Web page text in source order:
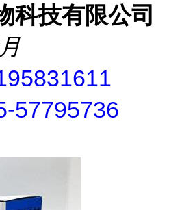
科技有限公司
57795736